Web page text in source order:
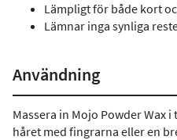
Lämpligt för både kort
Lämnar inga synliga
Användning
Massera in Mojo Powder Wax
håret med fingrarna eller en